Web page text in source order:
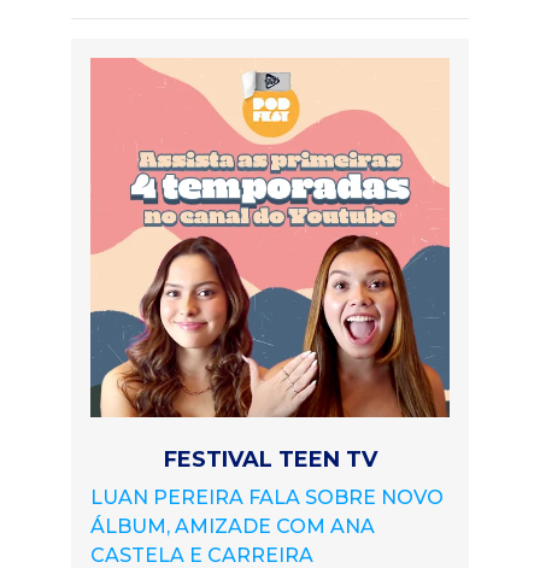
FESTIVAL TEEN TV
LUAN PEREIRA FALA SOBRE NOVO
ÁLBUM, AMIZADE COM ANA
CASTELA E CARREIRA